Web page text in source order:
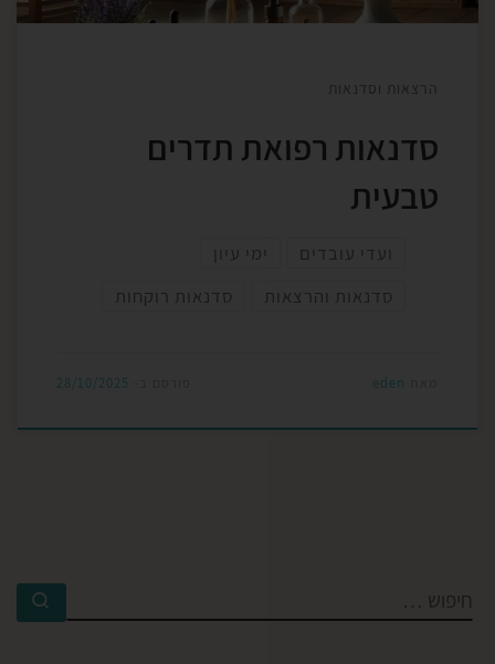
הרצאות וסדנאות
סדנאות רפואת תדרים
טבעית
ועדי עובדים
ימי עיון
סדנאות והרצאות
סדנאות רוקחות
eden
28/10/2025